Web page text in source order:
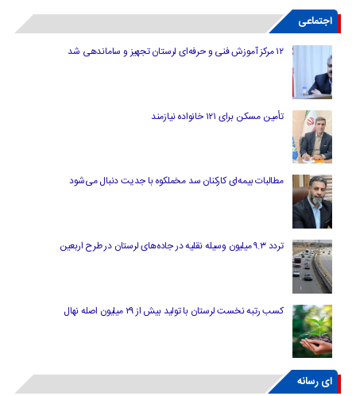
اجتماعی
۱۲ مرکز آموزش فنی و حرفه‌ای لرستان تجهیز و ساماندهی شد
تأمین مسکن برای ۱۲۱ خانواده نیازمند
مطالبات بیمه‌ای کارکنان سد مخملکوه با جدیت دنبال می‌شود
تردد ۹.۳ میلیون وسیله نقلیه در جاده‌های لرستان در طرح اربعین
کسب رتبه نخست لرستان با تولید بیش از ۲۹ میلیون اصله نهال
ای رسانه